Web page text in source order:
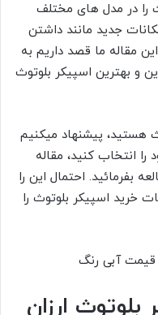
را در مدل های مختلف
جدید مانند داشتن
مقاله ما قصد داریم به
و بهترین اسپیکر بلوتوث
هستید، پیشنهاد میکنیم
را انتخاب کنید، مقاله
بفرمائید. احتمال این را
خرید اسپیکر بلوتوث را
ارزان